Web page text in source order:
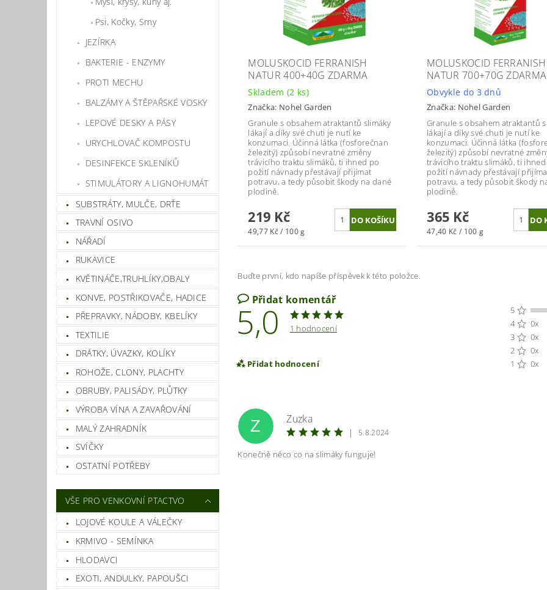
Psi, Kočky, Srny
JEZÍRKA
BAKTERIE - ENZYMY
PROTI MECHU
BALZÁMY A ŠTĚPAŘSKÉ VOSKY
LEPOVÉ DESKY A PÁSY
URYCHLOVAČ KOMPOSTU
DESINFEKCE SKLENÍKŮ
STIMULÁTORY A LIGNOHUMÁT
SUBSTRÁTY, MULČE, DRŤE
TRAVNÍ OSIVO
NÁŘADÍ
RUKAVICE
KVĚTINÁČE,TRUHLÍKY,OBALY
KONVE, POSTŘIKOVAČE, HADICE
PŘEPRAVKY, NÁDOBY, KBELÍKY
TEXTILIE
DRÁTKY, ÚVAZKY, KOLÍKY
ROHOŽE, CLONY, PLACHTY
OBRUBY, PALISÁDY, PLŮTKY
VÝROBA VÍNA A ZAVAŘOVÁNÍ
MALÝ ZAHRADNÍK
SVÍČKY
OSTATNÍ POTŘEBY
VŠE PRO VENKOVNÍ PTACTVO
LOJOVÉ KOULE A VÁLEČKY
KRMIVO - SEMÍNKA
HLODAVCI
EXOTI, ANDULKY, PAPOUŠCI
MOLUSKOCID FERRANISH
NATUR 400+40G ZDARMA
Skladem (2 ks)
Značka: Nohel Garden
Granule s obsahem atraktantů slimáky
lákají a díky své chuti je nutí ke
konzumaci. Účinná látka (fosforečnan
železitý) způsobí nevratné změny
trávicího traktu slimáků, ti ihned po
požití návnady přestávají přijímat
potravu, a tedy působit škody na dané
plodině.
219 Kč
49,77 Kč / 100 g
MOLUSKOCID FERRANISH
NATUR 700+70G ZDARMA
Obvykle do 3 dnů
Značka: Nohel Garden
Granule s obsahem atraktantů
lákají a díky své chuti je nutí ke
konzumaci. Účinná látka
železitý) způsobí nevratné
trávicího traktu slimáků, ti
požití návnady přestávají
potravu, a tedy působit škody
plodině.
365 Kč
47,40 Kč / 100 g
Buďte první, kdo napíše příspěvek k této položce.
Přidat komentář
5,0 1 hodnocení
Přidat hodnocení
5
4
0x
3
0x
2
0x
1
0x
Z
Zuzka
|
5.8.2024
Konečně něco co na slimáky funguje!